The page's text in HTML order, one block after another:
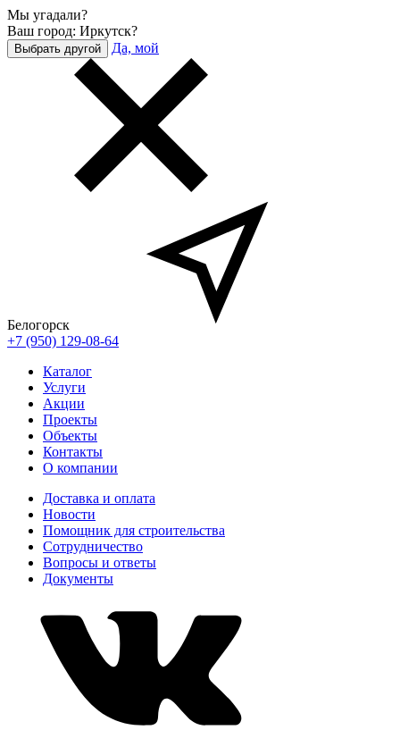
Мы угадали?
Ваш город: Иркутск?
Выбрать другой Да, мой
Белогорск
+7 (950) 129-08-64
Каталог
Услуги
Акции
Проекты
Объекты
Контакты
О компании
Доставка и оплата
Новости
Помощник для строительства
Сотрудничество
Вопросы и ответы
Документы